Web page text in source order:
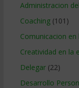
Administracion
Coaching(101)
Comunicacion
Creatividad en la
Delegar(22)
Desarrollo